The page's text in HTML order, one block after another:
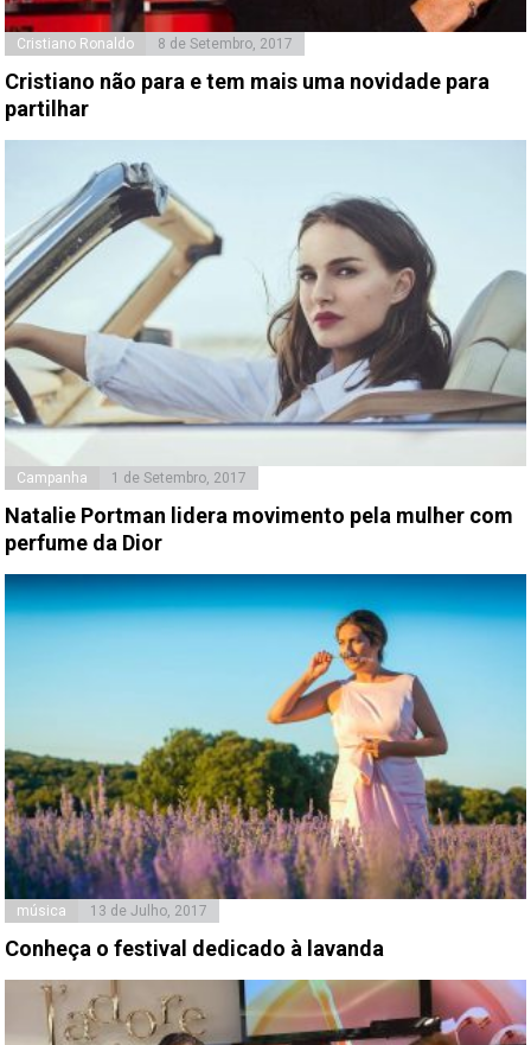
Cristiano Ronaldo 8 de Setembro, 2017
Cristiano não para e tem mais uma novidade para
partilhar
Campanha 1 de Setembro, 2017
Natalie Portman lidera movimento pela mulher com
perfume da Dior
música 13 de Julho, 2017
Conheça o festival dedicado à lavanda